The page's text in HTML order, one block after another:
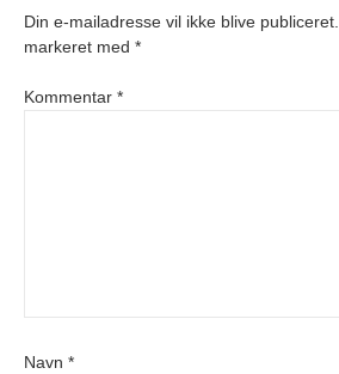
Din e-mailadresse vil ikke blive publiceret.
markeret med *
Kommentar *
Navn *